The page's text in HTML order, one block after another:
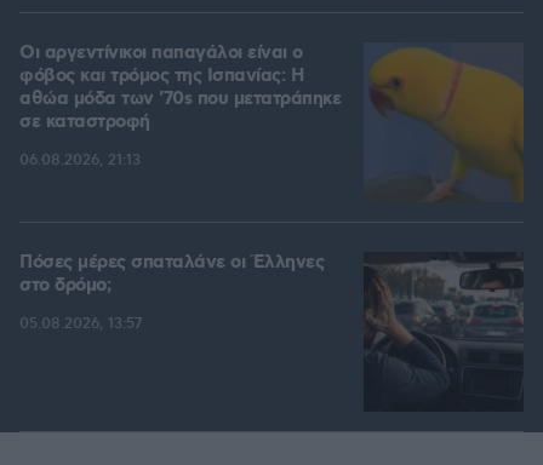
Οι αργεντίνικοι παπαγάλοι είναι ο
φόβος και τρόμος της Ισπανίας: Η
αθώα μόδα των '70s που μετατράπηκε
σε καταστροφή
06.08.2026, 21:13
Πόσες μέρες σπαταλάνε οι Έλληνες
στο δρόμο;
05.08.2026, 13:57